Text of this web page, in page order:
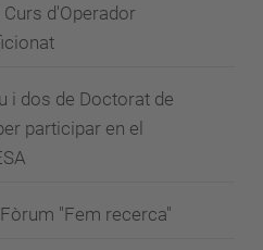
Curs d'Operador
i dos de Doctorat de
participar en el
"Fem recerca"